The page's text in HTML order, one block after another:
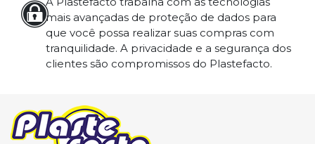
mais avançadas de proteção de dados para
que você possa realizar suas compras com
tranquilidade. A privacidade e a segurança dos
clientes são compromissos do Plastefacto.